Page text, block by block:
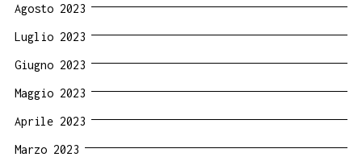
Agosto 2023
Luglio 2023
Giugno 2023
Maggio 2023
Aprile 2023
Marzo 2023